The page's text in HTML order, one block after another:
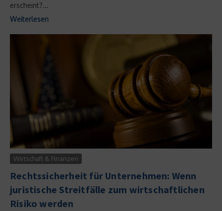
erscheint?...
Weiterlesen
Wirtschaft & Finanzen
Rechtssicherheit für Unternehmen: Wenn
juristische Streitfälle zum wirtschaftlichen
Risiko werden